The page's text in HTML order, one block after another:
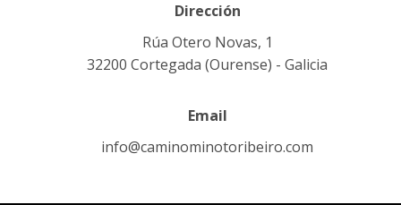
Dirección
Rúa Otero Novas, 1
32200 Cortegada (Ourense) - Galicia
Email
info@caminominotoribeiro.com